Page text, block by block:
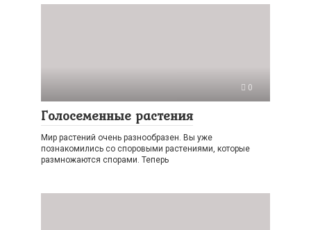
0
Голосеменные растения
Мир растений очень разнообразен. Вы уже
познакомились со споровыми растениями, которые
размножаются спорами. Теперь